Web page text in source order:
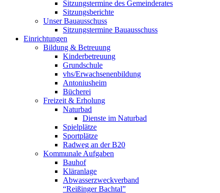
Sitzungstermine des Gemeinderates
Sitzungsberichte
Unser Bauausschuss
Sitzungstermine Bauausschuss
Einrichtungen
Bildung & Betreuung
Kinderbetreuung
Grundschule
vhs/Erwachsenenbildung
Antoniusheim
Bücherei
Freizeit & Erholung
Naturbad
Dienste im Naturbad
Spielplätze
Sportplätze
Radweg an der B20
Kommunale Aufgaben
Bauhof
Kläranlage
Abwasserzweckverband
“Reißinger Bachtal”